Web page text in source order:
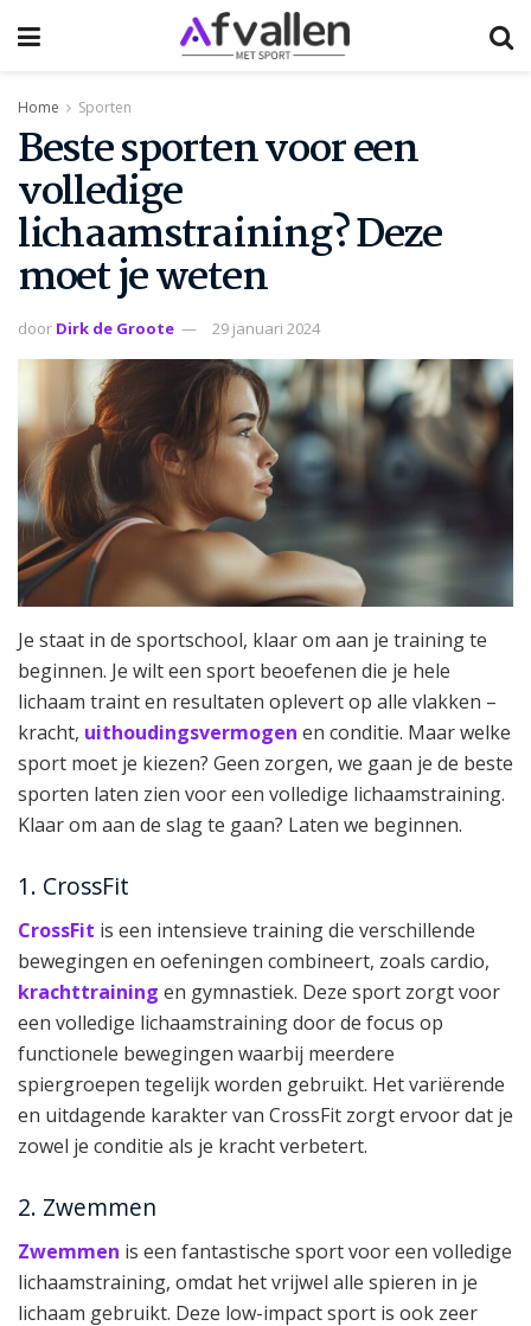
Home Sporten
Beste sporten voor een
volledige
lichaamstraining? Deze
moet je weten
door Dirk de Groote 29 januari 2024
Je staat in de sportschool, klaar om aan je training te
beginnen. Je wilt een sport beoefenen die je hele
lichaam traint en resultaten oplevert op alle vlakken –
kracht, uithoudingsvermogen en conditie. Maar welke
sport moet je kiezen? Geen zorgen, we gaan je de beste
sporten laten zien voor een volledige lichaamstraining.
Klaar om aan de slag te gaan? Laten we beginnen.
1. CrossFit
CrossFit is een intensieve training die verschillende
bewegingen en oefeningen combineert, zoals cardio,
krachttraining en gymnastiek. Deze sport zorgt voor
een volledige lichaamstraining door de focus op
functionele bewegingen waarbij meerdere
spiergroepen tegelijk worden gebruikt. Het variërende
en uitdagende karakter van CrossFit zorgt ervoor dat je
zowel je conditie als je kracht verbetert.
2. Zwemmen
Zwemmen is een fantastische sport voor een volledige
lichaamstraining, omdat het vrijwel alle spieren in je
lichaam gebruikt. Deze low-impact sport is ook zeer